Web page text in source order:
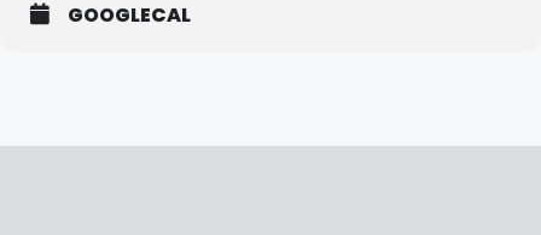
GOOGLECAL